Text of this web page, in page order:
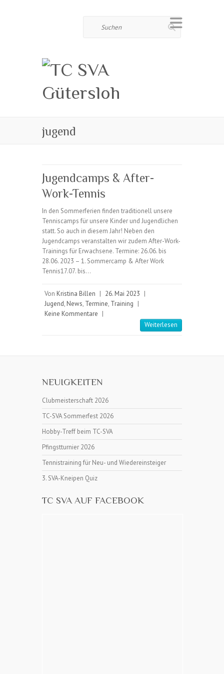
jugend
Jugendcamps & After-
Work-Tennis
In den Sommerferien finden traditionell unsere
Tenniscamps für unsere Kinder und Jugendlichen
statt. So auch in diesem Jahr! Neben den
Jugendcamps veranstalten wir zudem After-Work-
Trainings für Erwachsene. Termine: 26.06. bis
28.06. 2023 – 1. Sommercamp & After Work
Tennis17.07. bis…
Von Kristina Billen | 26. Mai 2023 |
Jugend, News, Termine, Training |
Keine Kommentare |
Weiterlesen
NEUIGKEITEN
Clubmeisterschaft 2026
TC-SVA Sommerfest 2026
Hobby-Treff beim TC-SVA
Pfingstturnier 2026
Tennistraining für Neu- und Wiedereinsteiger
3. SVA-Kneipen Quiz
TC SVA AUF FACEBOOK